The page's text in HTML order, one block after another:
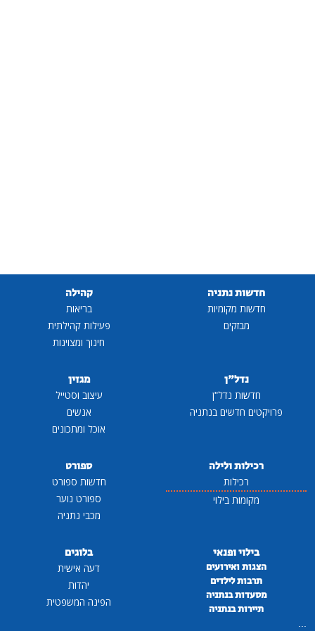
חדשות נתניה
חדשות מקומיות
מבזקים
קהילה
בריאות
פעילות קהילתית
חינוך ומצוינות
נדל"ן
חדשות נדל"ן
פרויקטים חדשים בנתניה
מגזין
עיצוב וסטייל
אנשים
אוכל ומתכונים
רכילות ולילה
רכילות
מקומות בילוי
ספורט
חדשות ספורט
ספורט נוער
מכבי נתניה
בילוי ופנאי
הצגות ואירועים
תרבות לילדים
מסעדות בנתניה
תיירות בנתניה
...
בלוגים
דעה אישית
יהדות
הפינה המשפטית